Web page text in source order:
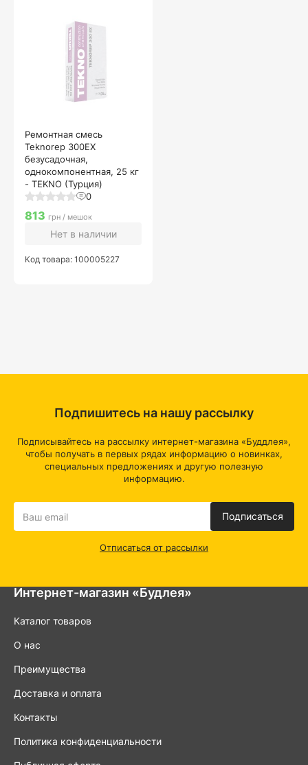
Ремонтная смесь
Teknorep 300EX
безусадочная,
однокомпонентная, 25 кг
- TEKNO (Турция)
0
813 грн / мешок
Нет в наличии
Код товара: 100005227
Интернет-магазин «Будлея»
Каталог товаров
О нас
Преимущества
Доставка и оплата
Контакты
Политика конфиденциальности
Подпишитесь на нашу рассылку
Подписывайтесь на рассылку интернет-магазина «Буддлея»,
чтобы получать в первых рядах информацию о новинках,
специальных предложениях и другую полезную
информацию.
Подписаться
Отписаться от рассылки